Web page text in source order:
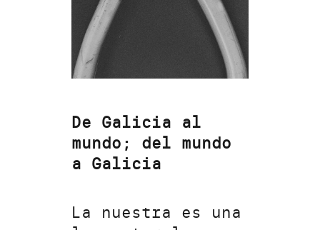
De Galicia al
mundo; del mundo
a Galicia
La nuestra es una